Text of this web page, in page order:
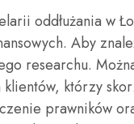
oddłużania w
Aby
researchu.
którzy
prawników